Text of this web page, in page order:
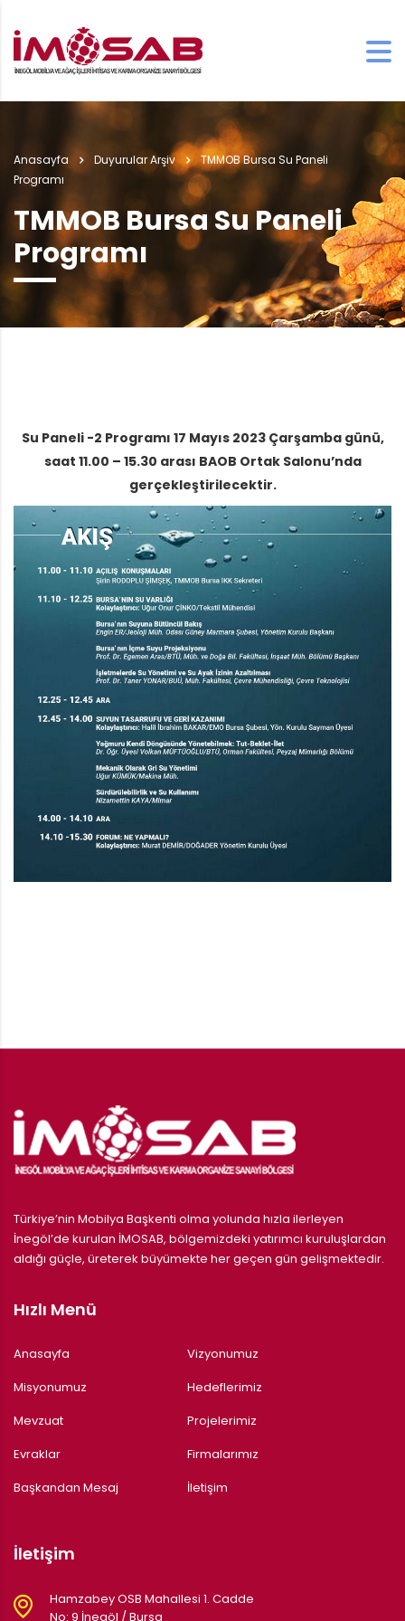
Anasayfa Duyurular Arşiv
TMMOB Bursa Su Paneli
Programı
TMMOB Bursa Su Paneli
Programı
Su Paneli -2 Programı 17 Mayıs 2023 Çarşamba günü,
saat 11.00 – 15.30 arası BAOB Ortak Salonu’nda
gerçekleştirilecektir.
Türkiye’nin Mobilya Başkenti olma yolunda hızla ilerleyen
İnegöl’de kurulan İMOSAB, bölgemizdeki yatırımcı kuruluşlardan
aldığı güçle, üreterek büyümekte her geçen gün gelişmektedir.
Hızlı Menü
Anasayfa
Vizyonumuz
Misyonumuz
Hedeflerimiz
Mevzuat
Projelerimiz
Evraklar
Firmalarımız
Başkandan Mesaj
İletişim
İletişim
Hamzabey OSB Mahallesi 1. Cadde
No: 9 İnegöl / Bursa